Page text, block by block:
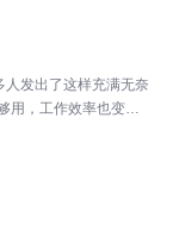
人发出了这样充满无奈
用，工作效率也变得
浪费许多时间。”“工